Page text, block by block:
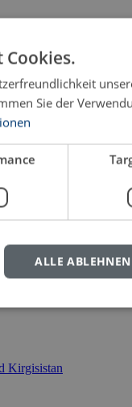
Cookies.
Sie der
ALLE ABLEHNEN